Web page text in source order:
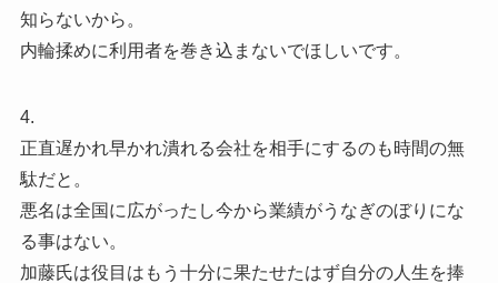
知らないから。
内輪揉めに利用者を巻き込まないでほしいです。
4.
正直遅かれ早かれ潰れる会社を相手にするのも時間の無
駄だと。
悪名は全国に広がったし今から業績がうなぎのぼりにな
る事はない。
加藤氏は役目はもう十分に果たせたはず自分の人生を捧